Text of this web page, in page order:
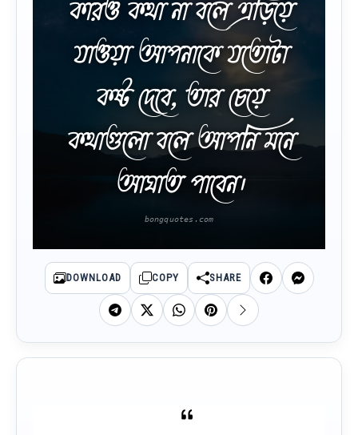
কারও কথা না বলে এড়িয়ে
যাওয়া আপনাকে যতোটা
কষ্ট দেবে, তার চেয়ে
কথাগুলো বলে আপনি মনে
আঘাত পাবেন।
DOWNLOAD COPY SHARE